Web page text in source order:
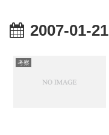
2007-01-21
考察